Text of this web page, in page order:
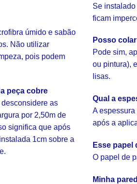
úmido e sabão
Não utilizar
pois podem
peça cobre
desconsidere as
por 2,50m de
significa que após
1cm sobre a
Se
ficam
Posso
Pode sim,
ou pintura),
lisas.
Qual a
A
após a
Esse papel
O papel de
Minha